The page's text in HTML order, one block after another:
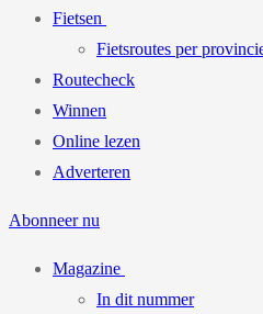
Fietsen
Fietsroutes per
Routecheck
Winnen
Online lezen
Adverteren
Abonneer nu
Magazine
In dit nummer